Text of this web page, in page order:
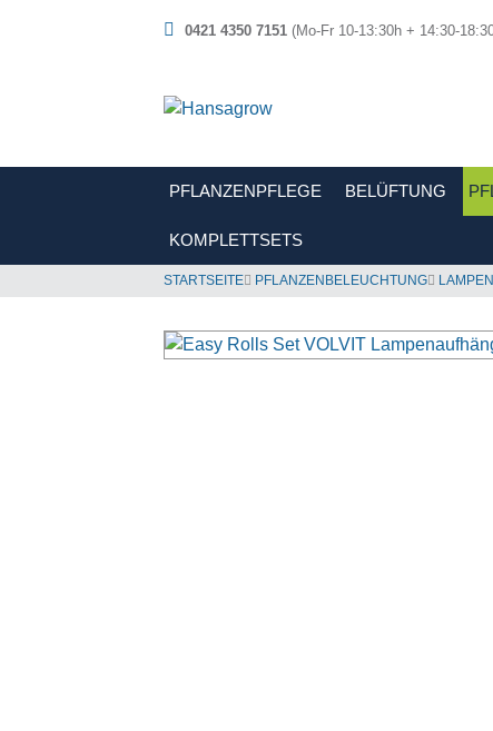
0421 4350 7151 (Mo-Fr 10-13:30h + 14:30-
PFLANZENPFLEGE BELÜFTUNG
KOMPLETTSETS
STARTSEITE PFLANZENBELEUCHTUNG